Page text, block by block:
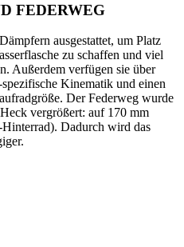
FEDERWEG
ausgestattet, um Platz
zu schaffen und viel
Außerdem verfügen sie über
Kinematik und einen
Der Federweg wurde
vergrößert: auf 170 mm
Dadurch wird das